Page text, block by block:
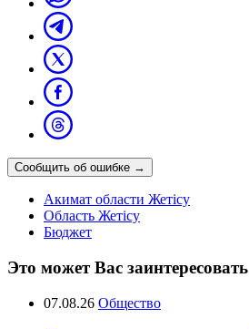
Сообщить об ошибке →
Акимат области Жетісу
Область Жетісу
Бюджет
Это может Вас заинтересовать
07.08.26 Общество